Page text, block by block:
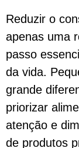
Reduzir o
apenas uma
passo
da vida.
grande
priorizar
atenção e
de produtos